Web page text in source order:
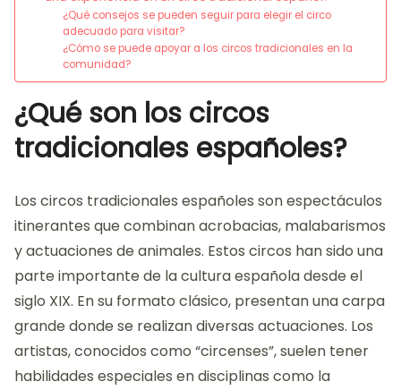
¿Qué consejos se pueden seguir para elegir el circo
adecuado para visitar?
¿Cómo se puede apoyar a los circos tradicionales en la
comunidad?
¿Qué son los circos
tradicionales españoles?
Los circos tradicionales españoles son espectáculos
itinerantes que combinan acrobacias, malabarismos
y actuaciones de animales. Estos circos han sido una
parte importante de la cultura española desde el
siglo XIX. En su formato clásico, presentan una carpa
grande donde se realizan diversas actuaciones. Los
artistas, conocidos como “circenses”, suelen tener
habilidades especiales en disciplinas como la